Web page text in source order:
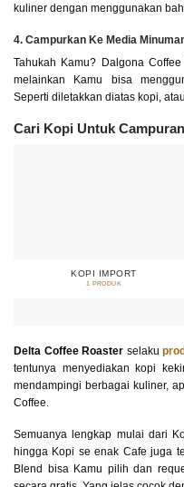
kuliner dengan menggunakan
4. Campurkan Ke Media
Tahukah Kamu? Dalgona
melainkan Kamu bisa
Seperti diletakkan diatas kopi,
Cari Kopi Untuk
KOPI IMPORT
1 PRODUK
Delta Coffee Roaster selaku
tentunya menyediakan kopi
mendampingi berbagai kuliner,
Coffee.
Semuanya lengkap mulai dari
hingga Kopi se enak Cafe juga
Blend bisa Kamu pilih dan